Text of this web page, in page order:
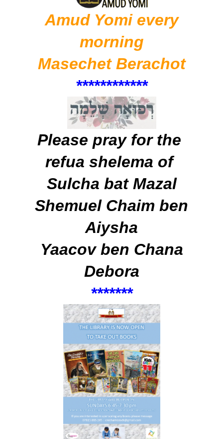
Amud Yomi every
morning
Masechet Berachot
************
Please pray for the
refua shelema of
Sulcha bat Mazal
Shemuel Chaim ben
Aiysha
Yaacov ben Chana
Debora
*******